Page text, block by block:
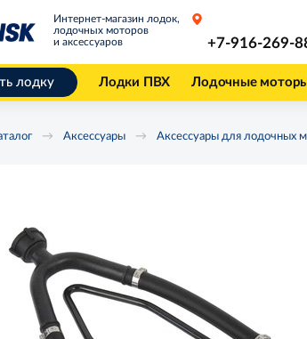
Интернет-магазин лодок,
лодочных моторов
и аксессуаров
+7-916-269-
лодку Лодки ПВХ Лодочные
Аксессуары Аксессуары для лодочных